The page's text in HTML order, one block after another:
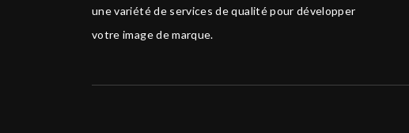
une variété de services de qualité pour développer
votre image de marque.